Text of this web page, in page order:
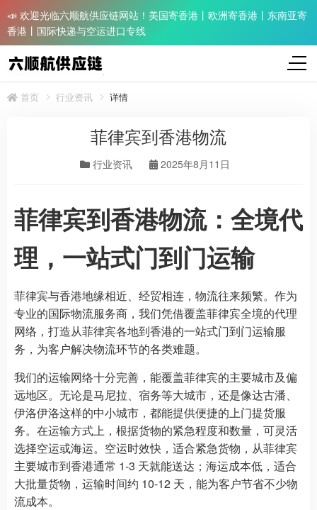
📣 欢迎光临六顺航供应链网站！美国寄香港丨欧洲寄香港丨东南亚寄
香港丨国际快递与空运进口专线
首页 行业资讯 详情
菲律宾到香港物流
行业资讯 2025年8月11日
菲律宾到香港物流：全境代
理，一站式门到门运输
菲律宾与香港地缘相近、经贸相连，物流往来频繁。作为
专业的国际物流服务商，我们凭借覆盖菲律宾全境的代理
网络，打造从菲律宾各地到香港的一站式门到门运输服
务，为客户解决物流环节的各类难题。
我们的运输网络十分完善，能覆盖菲律宾的主要城市及偏
远地区。无论是马尼拉、宿务等大城市，还是像达古潘、
伊洛伊洛这样的中小城市，都能提供便捷的上门提货服
务。在运输方式上，根据货物的紧急程度和数量，可灵活
选择空运或海运。空运时效快，适合紧急货物，从菲律宾
主要城市到香港通常 1-3 天就能送达；海运成本低，适合
大批量货物，运输时间约 10-12 天，能为客户节省不少物
流成本。